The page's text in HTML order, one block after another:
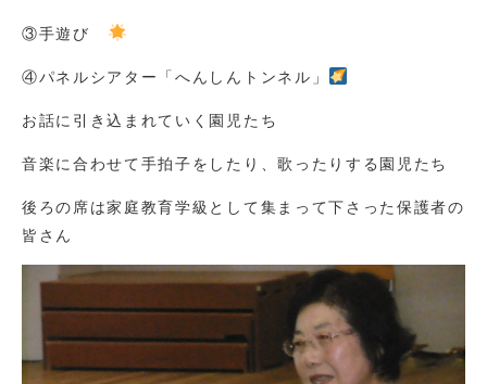
③手遊び
④パネルシアター「へんしんトンネル」
お話に引き込まれていく園児たち
音楽に合わせて手拍子をしたり、歌ったりする園児たち
後ろの席は家庭教育学級として集まって下さった保護者の
皆さん